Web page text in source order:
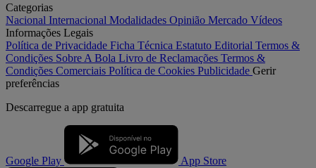
Categorias
Nacional Internacional Modalidades Opinião Mercado Vídeos
Informações Legais
Política de Privacidade Ficha Técnica Estatuto Editorial Termos &
Condições Sobre A Bola Livro de Reclamações Termos &
Condições Comerciais Política de Cookies Publicidade Gerir
preferências
Descarregue a app gratuita
Google Play App Store